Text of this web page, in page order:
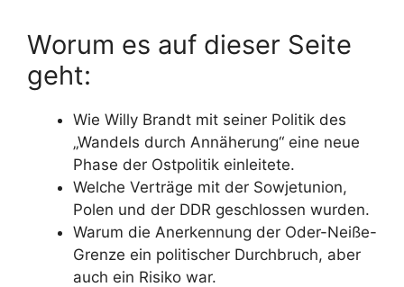
Worum es auf dieser Seite
geht:
Wie Willy Brandt mit seiner Politik des
„Wandels durch Annäherung“ eine neue
Phase der Ostpolitik einleitete.
Welche Verträge mit der Sowjetunion,
Polen und der DDR geschlossen wurden.
Warum die Anerkennung der Oder-Neiße-
Grenze ein politischer Durchbruch, aber
auch ein Risiko war.